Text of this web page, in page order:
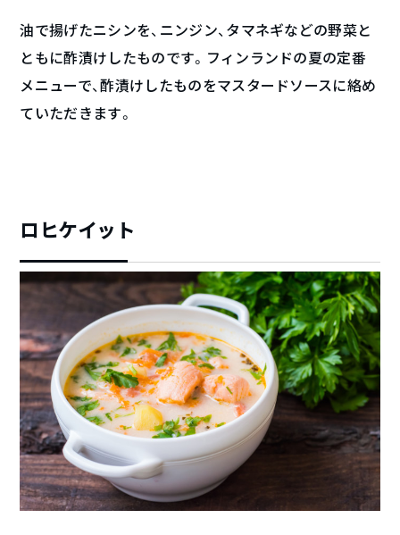
油で揚げたニシンを、ニンジン、タマネギなどの野菜と
ともに酢漬けしたものです。フィンランドの夏の定番
メニューで、酢漬けしたものをマスタードソースに絡め
ていただきます。
ロヒケイット